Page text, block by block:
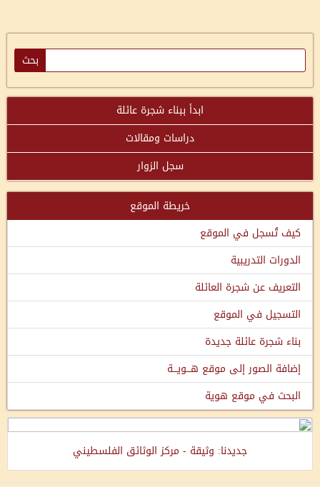
ابدأ ببناء شجرة عائلة
دراسات ومقالات
سجل الزوار
خريطة الموقع
كيف تُسجل في الموقع
الدورات التدريبية
التعريف عن شجرة العائلة
التسجيل في الموقع
بناء شجرة عائلة جديدة
إضافة الصور إلى موقع هـــويـــة
البحث في موقع هوية
جديدنا: وثيقة - مركز الوثائق الفلسطيني